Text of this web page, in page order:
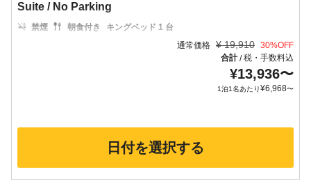
Suite / No Parking
禁煙 朝食付き
キングベッド 1 台
通常価格 ¥ 19,910 30%OFF
合計/税・手数料込
¥13,936〜
1泊1名あたり¥6,968〜
日付を選択する